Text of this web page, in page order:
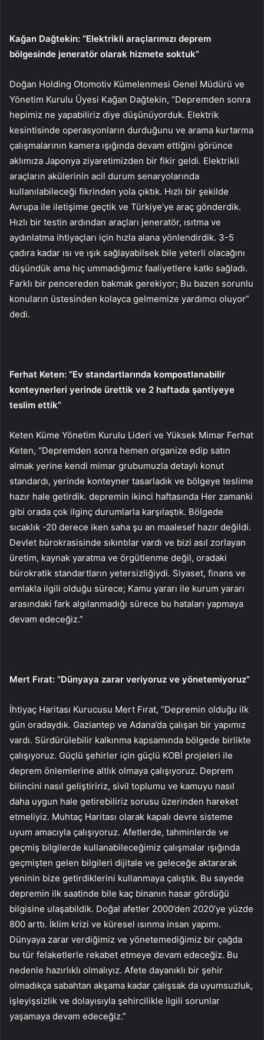
Kağan Dağtekin: “Elektrikli araçlarımızı deprem
bölgesinde jeneratör olarak hizmete soktuk”
Doğan Holding Otomotiv Kümelenmesi Genel Müdürü ve
Yönetim Kurulu Üyesi Kağan Dağtekin, “Depremden sonra
hepimiz ne yapabiliriz diye düşünüyorduk. Elektrik
kesintisinde operasyonların durduğunu ve arama kurtarma
çalışmalarının kamera ışığında devam ettiğini görünce
aklımıza Japonya ziyaretimizden bir fikir geldi. Elektrikli
araçların akülerinin acil durum senaryolarında
kullanılabileceği fikrinden yola çıktık. Hızlı bir şekilde
Avrupa ile iletişime geçtik ve Türkiye’ye araç gönderdik.
Hızlı bir testin ardından araçları jeneratör, ısıtma ve
aydınlatma ihtiyaçları için hızla alana yönlendirdik. 3-5
çadıra kadar ısı ve ışık sağlayabilsek bile yeterli olacağını
düşündük ama hiç ummadığımız faaliyetlere katkı sağladı.
Farklı bir pencereden bakmak gerekiyor; Bu bazen sorunlu
konuların üstesinden kolayca gelmemize yardımcı oluyor”
dedi.
Ferhat Keten: “Ev standartlarında kompostlanabilir
konteynerleri yerinde ürettik ve 2 haftada şantiyeye
teslim ettik”
Keten Küme Yönetim Kurulu Lideri ve Yüksek Mimar Ferhat
Keten, “Depremden sonra hemen organize edip satın
almak yerine kendi mimar grubumuzla detaylı konut
standardı, yerinde konteyner tasarladık ve bölgeye teslime
hazır hale getirdik. depremin ikinci haftasında Her zamanki
gibi orada çok ilginç durumlarla karşılaştık. Bölgede
sıcaklık -20 derece iken saha şu an maalesef hazır değildi.
Devlet bürokrasisinde sıkıntılar vardı ve bizi asıl zorlayan
üretim, kaynak yaratma ve örgütlenme değil, oradaki
bürokratik standartların yetersizliğiydi. Siyaset, finans ve
emlakla ilgili olduğu sürece; Kamu yararı ile kurum yararı
arasındaki fark algılanmadığı sürece bu hataları yapmaya
devam edeceğiz.”
Mert Fırat: “Dünyaya zarar veriyoruz ve yönetemiyoruz”
İhtiyaç Haritası Kurucusu Mert Fırat, “Depremin olduğu ilk
gün oradaydık. Gaziantep ve Adana’da çalışan bir yapımız
vardı. Sürdürülebilir kalkınma kapsamında bölgede birlikte
çalışıyoruz. Güçlü şehirler için güçlü KOBİ projeleri ile
deprem önlemlerine altlık olmaya çalışıyoruz. Deprem
bilincini nasıl geliştiririz, sivil toplumu ve kamuyu nasıl
daha uygun hale getirebiliriz sorusu üzerinden hareket
etmeliyiz. Muhtaç Haritası olarak kapalı devre sisteme
uyum amacıyla çalışıyoruz. Afetlerde, tahminlerde ve
geçmiş bilgilerde kullanabileceğimiz çalışmalar ışığında
geçmişten gelen bilgileri dijitale ve geleceğe aktararak
yeninin bize getirdiklerini kullanmaya çalıştık. Bu sayede
depremin ilk saatinde bile kaç binanın hasar gördüğü
bilgisine ulaşabildik. Doğal afetler 2000’den 2020’ye yüzde
800 arttı. İklim krizi ve küresel ısınma insan yapımı.
Dünyaya zarar verdiğimiz ve yönetemediğimiz bir çağda
bu tür felaketlerle rekabet etmeye devam edeceğiz. Bu
nedenle hazırlıklı olmalıyız. Afete dayanıklı bir şehir
olmadıkça sabahtan akşama kadar çalışsak da uyumsuzluk,
işleyişsizlik ve dolayısıyla şehircilikle ilgili sorunlar
yaşamaya devam edeceğiz.”